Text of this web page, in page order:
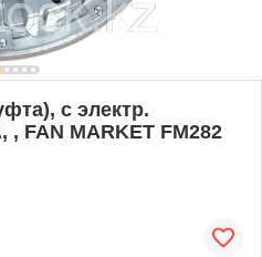
с электр.
, FAN MARKET FM282